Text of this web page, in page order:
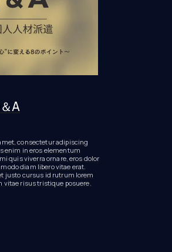
A
consectetur adipiscing
enim in eros elementum
quis viverra ornare, eros dolor
diam libero vitae erat.
justo cursus id rutrum lorem
vitae risus tristique posuere.